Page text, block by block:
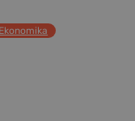
Ekonomika